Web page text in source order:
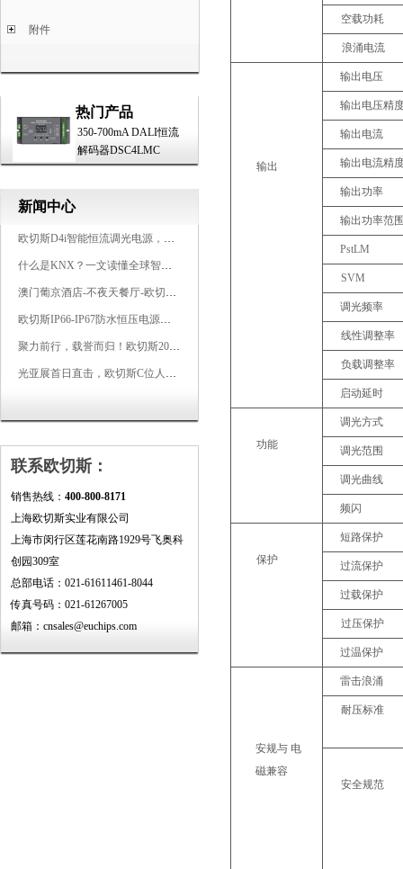
附件
热门产品
350-700mA DALI恒流
解码器DSC4LMC
新闻中心
欧切斯D4i智能恒流调光电源，引领未来照明生态
什么是KNX？一文读懂全球智能建筑控制标准
澳门葡京酒店-不夜天餐厅-欧切斯KNX智能控制系统打造高端智慧空间
欧切斯IP66-IP67防水恒压电源，无惧风雨，智稳如一
聚力前行，载誉而归！欧切斯2026光亚展完美收官
光亚展首日直击，欧切斯C位人气爆棚-双奖加冕，实力再出圈
联系欧切斯：
销售热线： 400-800-8171
上海欧切斯实业有限公司
上海市闵行区莲花南路1929号飞奥科
创园309室
总部电话：021-61611461-8044
传真号码：021-61267005
邮箱：cnsales@euchips.com
空载功耗
浪涌电流
输出
输出电压
输出电压精
输出电流
输出电流精
输出功率
输出功率范
PstLM
SVM
调光频率
线性调整率
负载调整率
启动延时
功能
调光方式
调光范围
调光曲线
频闪
保护
短路保护
过流保护
过载保护
过压保护
过温保护
安规与 电
磁兼容
雷击浪涌
耐压标准
安全规范